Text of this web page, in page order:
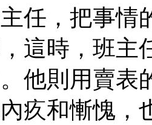
任，把事情
這時，班主
他則用賣表
疚和慚愧，